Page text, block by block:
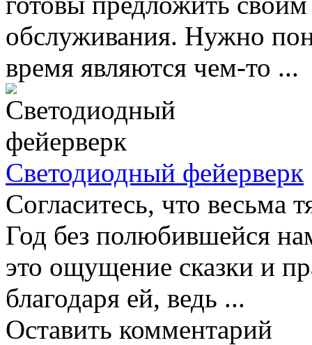
обслуживания. Нужно
время являются чем-то ...
Светодиодный фейерверк
Согласитесь, что весьма
Год без полюбившейся
это ощущение сказки и
благодаря ей, ведь ...
Оставить комментарий